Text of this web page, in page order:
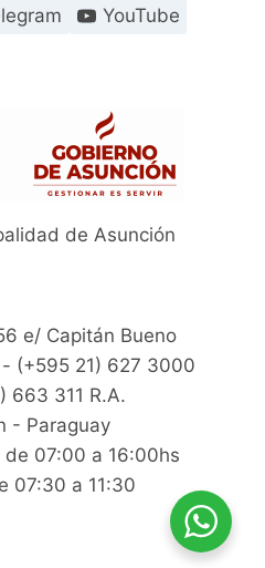
YouTube
de Asunción
e/ Capitán Bueno
(+595 21) 627 3000
663 311 R.A.
- Paraguay
de 07:00 a 16:00hs
07:30 a 11:30